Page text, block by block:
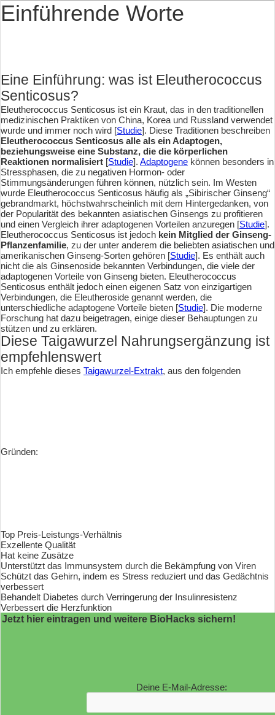
Einführende Worte
Eine Einführung: was ist Eleutherococcus
Senticosus?
Eleutherococcus Senticosus ist ein Kraut, das in den traditionellen
medizinischen Praktiken von China, Korea und Russland verwendet
wurde und immer noch wird [Studie]. Diese Traditionen beschreiben
Eleutherococcus Senticosus alle als ein Adaptogen,
beziehungsweise eine Substanz, die die körperlichen
Reaktionen normalisiert [Studie]. Adaptogene können besonders in
Stressphasen, die zu negativen Hormon- oder
Stimmungsänderungen führen können, nützlich sein. Im Westen
wurde Eleutherococcus Senticosus häufig als „Sibirischer Ginseng“
gebrandmarkt, höchstwahrscheinlich mit dem Hintergedanken, von
der Popularität des bekannten asiatischen Ginsengs zu profitieren
und einen Vergleich ihrer adaptogenen Vorteilen anzuregen [Studie].
Eleutherococcus Senticosus ist jedoch kein Mitglied der Ginseng-
Pflanzenfamilie, zu der unter anderem die beliebten asiatischen und
amerikanischen Ginseng-Sorten gehören [Studie]. Es enthält auch
nicht die als Ginsenoside bekannten Verbindungen, die viele der
adaptogenen Vorteile von Ginseng bieten. Eleutherococcus
Senticosus enthält jedoch einen eigenen Satz von einzigartigen
Verbindungen, die Eleutheroside genannt werden, die
unterschiedliche adaptogene Vorteile bieten [Studie]. Die moderne
Forschung hat dazu beigetragen, einige dieser Behauptungen zu
stützen und zu erklären.
Diese Taigawurzel Nahrungsergänzung ist
empfehlenswert
Ich empfehle dieses Taigawurzel-Extrakt, aus den folgenden
Gründen:
Top Preis-Leistungs-Verhältnis
Exzellente Qualität
Hat keine Zusätze
Unterstützt das Immunsystem durch die Bekämpfung von Viren
Schützt das Gehirn, indem es Stress reduziert und das Gedächtnis
verbessert
Behandelt Diabetes durch Verringerung der Insulinresistenz
Verbessert die Herzfunktion
Jetzt hier eintragen und weitere BioHacks sichern!
Deine E-Mail-Adresse: